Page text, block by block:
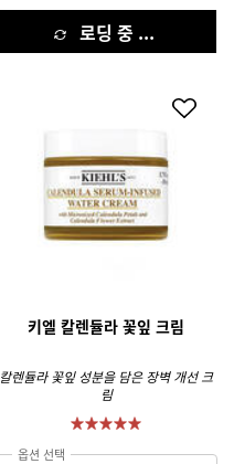
로딩 중 ...
키엘 칼렌듈라 꽃잎 크림
칼렌듈라 꽃잎 성분을 담은 장벽 개선 크
림
옵션 선택